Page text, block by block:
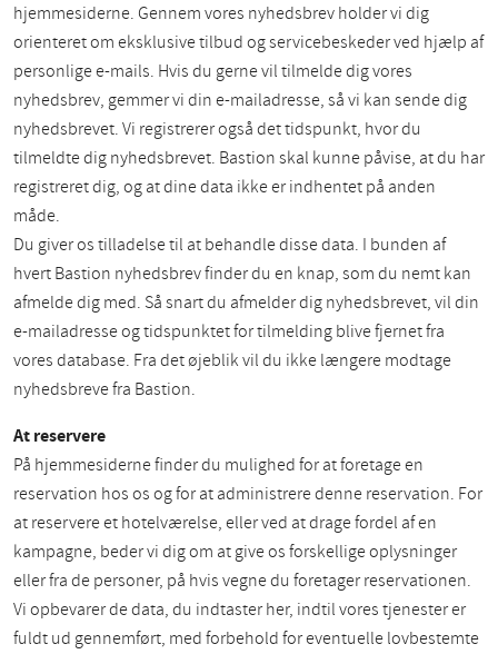
hjemmesiderne. Gennem vores nyhedsbrev holder vi dig
orienteret om eksklusive tilbud og servicebeskeder ved hjælp af
personlige e-mails. Hvis du gerne vil tilmelde dig vores
nyhedsbrev, gemmer vi din e-mailadresse, så vi kan sende dig
nyhedsbrevet. Vi registrerer også det tidspunkt, hvor du
tilmeldte dig nyhedsbrevet. Bastion skal kunne påvise, at du har
registreret dig, og at dine data ikke er indhentet på anden
måde.
Du giver os tilladelse til at behandle disse data. I bunden af
hvert Bastion nyhedsbrev finder du en knap, som du nemt kan
afmelde dig med. Så snart du afmelder dig nyhedsbrevet, vil din
e-mailadresse og tidspunktet for tilmelding blive fjernet fra
vores database. Fra det øjeblik vil du ikke længere modtage
nyhedsbreve fra Bastion.
At reservere
På hjemmesiderne finder du mulighed for at foretage en
reservation hos os og for at administrere denne reservation. For
at reservere et hotelværelse, eller ved at drage fordel af en
kampagne, beder vi dig om at give os forskellige oplysninger
eller fra de personer, på hvis vegne du foretager reservationen.
Vi opbevarer de data, du indtaster her, indtil vores tjenester er
fuldt ud gennemført, med forbehold for eventuelle lovbestemte